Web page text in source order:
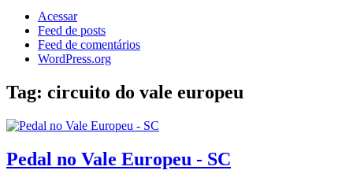
Acessar
Feed de posts
Feed de comentários
WordPress.org
Tag: circuito do vale europeu
Pedal no Vale Europeu - SC